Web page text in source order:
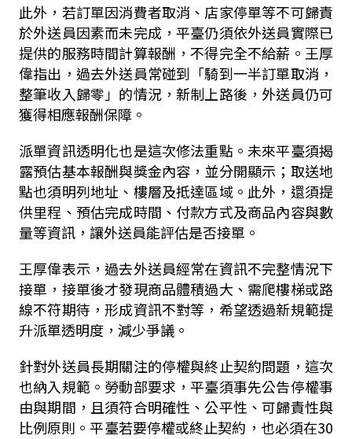
此外，若訂單因消費者取消、店家停單等不可歸責
於外送員因素而未完成，平臺仍須依外送員實際已
提供的服務時間計算報酬，不得完全不給薪。王厚
偉指出，過去外送員常碰到「騎到一半訂單取消，
整筆收入歸零」的情況，新制上路後，外送員仍可
獲得相應報酬保障。
派單資訊透明化也是這次修法重點。未來平臺須揭
露預估基本報酬與獎金內容，並分開顯示；取送地
點也須明列地址、樓層及抵達區域。此外，還須提
供里程、預估完成時間、付款方式及商品內容與數
量等資訊，讓外送員能評估是否接單。
王厚偉表示，過去外送員經常在資訊不完整情況下
接單，接單後才發現商品體積過大、需爬樓梯或路
線不符期待，形成資訊不對等，希望透過新規範提
升派單透明度，減少爭議。
針對外送員長期關注的停權與終止契約問題，這次
也納入規範。勞動部要求，平臺須事先公告停權事
由與期間，且須符合明確性、公平性、可歸責性與
比例原則。平臺若要停權或終止契約，也必須在30